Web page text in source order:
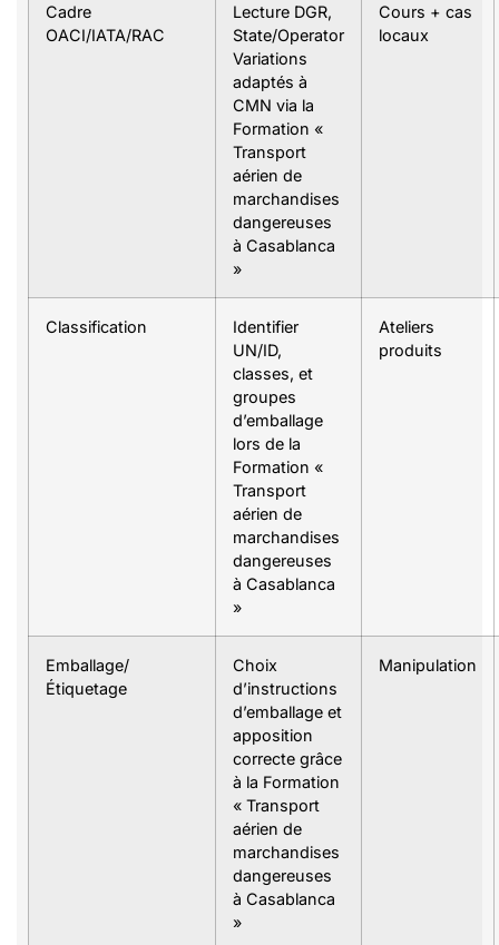
Cadre
OACI/IATA/RAC
Lecture DGR,
State/Operator
Variations
adaptés à
CMN via la
Formation «
Transport
aérien de
marchandises
dangereuses
à Casablanca
»
Cours + cas
locaux
Classification
Identifier
UN/ID,
classes, et
groupes
d’emballage
lors de la
Formation «
Transport
aérien de
marchandises
dangereuses
à Casablanca
»
Ateliers
produits
Emballage/
Étiquetage
Choix
d’instructions
d’emballage et
apposition
correcte grâce
à la Formation
« Transport
aérien de
marchandises
dangereuses
à Casablanca
»
Manipulation